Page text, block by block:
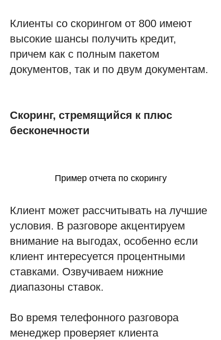
Клиенты со скорингом от 800 имеют
высокие шансы получить кредит,
причем как с полным пакетом
документов, так и по двум документам.
Скоринг, стремящийся к плюс
бесконечности
Пример отчета по скорингу
Клиент может рассчитывать на лучшие
условия. В разговоре акцентируем
внимание на выгодах, особенно если
клиент интересуется процентными
ставками. Озвучиваем нижние
диапазоны ставок.
Во время телефонного разговора
менеджер проверяет клиента